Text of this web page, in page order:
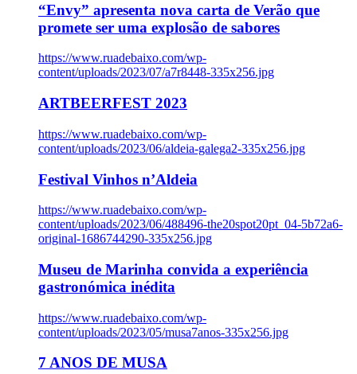
“Envy” apresenta nova carta de Verão que
promete ser uma explosão de sabores
https://www.ruadebaixo.com/wp-
content/uploads/2023/07/a7r8448-335x256.jpg
ARTBEERFEST 2023
https://www.ruadebaixo.com/wp-
content/uploads/2023/06/aldeia-galega2-335x256.jpg
Festival Vinhos n’Aldeia
https://www.ruadebaixo.com/wp-
content/uploads/2023/06/488496-the20spot20pt_04-5b72a6-
original-1686744290-335x256.jpg
Museu de Marinha convida a experiência
gastronómica inédita
https://www.ruadebaixo.com/wp-
content/uploads/2023/05/musa7anos-335x256.jpg
7 ANOS DE MUSA